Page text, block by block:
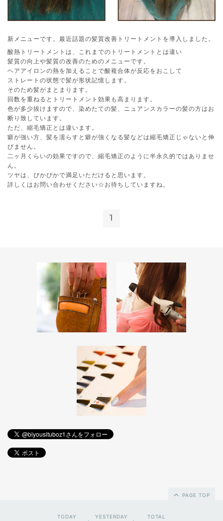
新メニューです。最近話題の髪質改善トリートメントを導入しました。
酸熱トリートメントは、これまでのトリートメントとは違い
髪質の向上や髪質の改善のためのメニューです。
ヘアアイロンの熱を加えることで酸複合体が反応をおこして
ストレートの状態で髪が形状記憶します。
そのため髪がまとまります。
回数を重ねるとトリートメント効果も高まります。
色が多少抜けますので、染めたての髪、ニュアンスカラーの髪の方はお
断り致しています。
ただ、縮毛矯正とは違います。
癖が強い方、髪を濡らすと癖が強くなる髪などは縮毛矯正じゃないと伸
びません。
二ヶ月くらいの効果ですので、縮毛矯正のように半永久的ではありませ
ん。
ツヤは、ぴかぴかで満足いただけると思います。
詳しくはお問い合わせください☆お待ちしていますね。
1
PAGE TOP
TODAY YESTERDAY TOTAL